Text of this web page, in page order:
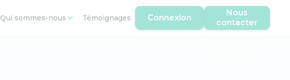
Qui sommes-nous Témoignages Connexion
Nous
contacter